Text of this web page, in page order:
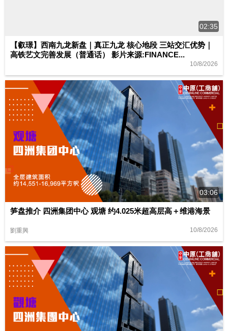
02:35
【叡璟】西南九龙新盘｜真正九龙 核心地段 三站交汇优势｜
高铁艺文完善发展（普通话） 影片来源:FINANCE...
10/8/2026
03:06
笋盘推介 四洲集团中心 观塘 约4.025米超高层高＋维港海景
劉重興 10/8/2026